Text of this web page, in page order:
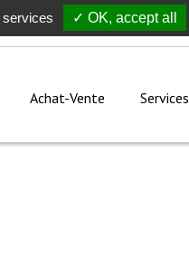
Achat-Vente Services
services ✓ OK, accept all